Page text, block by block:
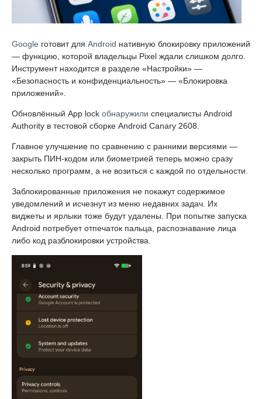
Google готовит для Android нативную блокировку приложений
— функцию, которой владельцы Pixel ждали слишком долго.
Инструмент находится в разделе «Настройки» —
«Безопасность и конфиденциальность» — «Блокировка
приложений».
Обновлённый App lock обнаружили специалисты Android
Authority в тестовой сборке Android Canary 2608.
Главное улучшение по сравнению с ранними версиями —
закрыть ПИН-кодом или биометрией теперь можно сразу
несколько программ, а не возиться с каждой по отдельности.
Заблокированные приложения не покажут содержимое
уведомлений и исчезнут из меню недавних задач. Их
виджеты и ярлыки тоже будут удалены. При попытке запуска
Android потребует отпечаток пальца, распознавание лица
либо код разблокировки устройства.